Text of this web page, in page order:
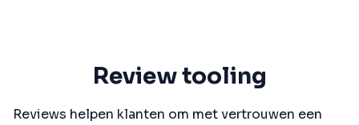
Review tooling
Reviews helpen klanten om met vertrouwen een